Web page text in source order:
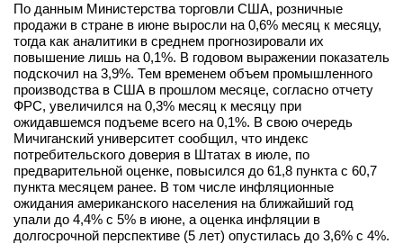
По данным Министерства торговли США, розничные
продажи в стране в июне выросли на 0,6% месяц к месяцу,
тогда как аналитики в среднем прогнозировали их
повышение лишь на 0,1%. В годовом выражении показатель
подскочил на 3,9%. Тем временем объем промышленного
производства в США в прошлом месяце, согласно отчету
ФРС, увеличился на 0,3% месяц к месяцу при
ожидавшемся подъеме всего на 0,1%. В свою очередь
Мичиганский университет сообщил, что индекс
потребительского доверия в Штатах в июле, по
предварительной оценке, повысился до 61,8 пункта с 60,7
пункта месяцем ранее. В том числе инфляционные
ожидания американского населения на ближайший год
упали до 4,4% с 5% в июне, а оценка инфляции в
долгосрочной перспективе (5 лет) опустилась до 3,6% с 4%.